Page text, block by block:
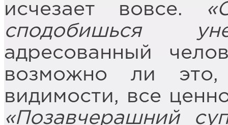
исчезает вовсе.
сподобишься
адресованный
возможно ли
видимости, все
«Позавчерашний